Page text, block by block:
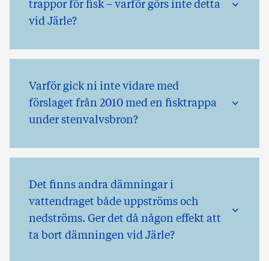
trappor för fisk – varför görs inte detta
vid Järle?
Varför gick ni inte vidare med
förslaget från 2010 med en fisktrappa
under stenvalvsbron?
Det finns andra dämningar i
vattendraget både uppströms och
nedströms. Ger det då någon effekt att
ta bort dämningen vid Järle?